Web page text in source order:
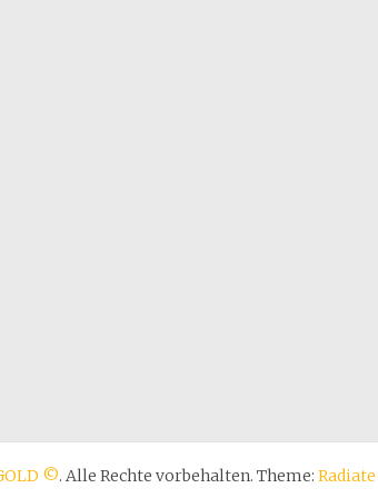
©. Alle Rechte vorbehalten. Theme: Radiate